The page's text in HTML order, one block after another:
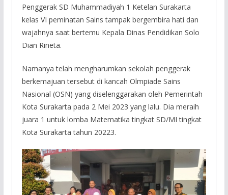
Penggerak SD Muhammadiyah 1 Ketelan Surakarta
kelas VI peminatan Sains tampak bergembira hati dan
wajahnya saat bertemu Kepala Dinas Pendidikan Solo
Dian Rineta.
Namanya telah mengharumkan sekolah penggerak
berkemajuan tersebut di kancah Olmpiade Sains
Nasional (OSN) yang diselenggarakan oleh Pemerintah
Kota Surakarta pada 2 Mei 2023 yang lalu. Dia meraih
juara 1 untuk lomba Matematika tingkat SD/MI tingkat
Kota Surakarta tahun 20223.